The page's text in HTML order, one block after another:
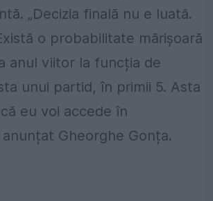
„Decizia finală nu e luată.
o probabilitate mărișoară
anul viitor la funcția de
unui partid, în primii 5. Asta
eu voi accede în
anunțat Gheorghe Gonța.